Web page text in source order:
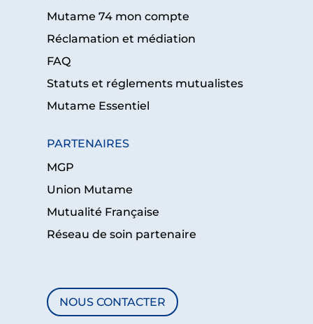
Mutame 74 mon compte
Réclamation et médiation
FAQ
Statuts et réglements mutualistes
Mutame Essentiel
PARTENAIRES
MGP
Union Mutame
Mutualité Française
Réseau de soin partenaire
NOUS CONTACTER